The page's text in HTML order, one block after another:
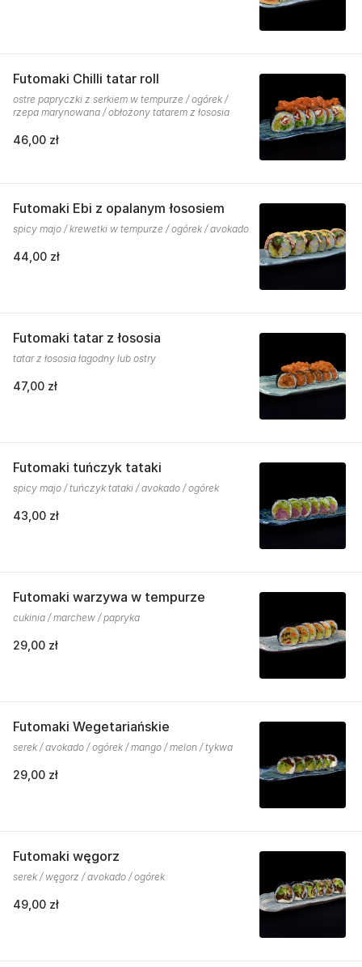
Futomaki Chilli tatar roll
ostre papryczki z serkiem w tempurze / ogórek /
rzepa marynowana / obłożony tatarem z łososia
46,00 zł
Futomaki Ebi z opalanym łososiem
spicy majo / krewetki w tempurze / ogórek / avokado
44,00 zł
Futomaki tatar z łososia
tatar z łososia łagodny lub ostry
47,00 zł
Futomaki tuńczyk tataki
spicy majo / tuńczyk tataki / avokado / ogórek
43,00 zł
Futomaki warzywa w tempurze
cukinia / marchew / papryka
29,00 zł
Futomaki Wegetariańskie
serek / avokado / ogórek / mango / melon / tykwa
29,00 zł
Futomaki węgorz
serek / węgorz / avokado / ogórek
49,00 zł